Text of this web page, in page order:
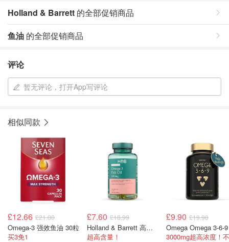
Holland & Barrett 的全部促销商品
鱼油 的全部促销商品
评论
暂无评论，打开App写评论
相似同款
£12.66 £21.00
Omega-3 强效鱼油 30粒
买3免1
£7.60 £18.99
Holland & Barrett 高含量Omega 3鱼油 2000mg 60粒
超高含量！
£9.90 £19.90